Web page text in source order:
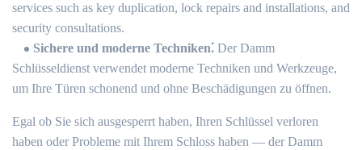
services such as key duplication, lock repairs and installations, and
security consultations.​
Sichere und moderne Techniken⁚ Der Damm
Schlüsseldienst verwendet moderne Techniken und Werkzeuge,
um Ihre Türen schonend und ohne Beschädigungen zu öffnen.​
Egal ob Sie sich ausgesperrt haben, Ihren Schlüssel verloren
haben oder Probleme mit Ihrem Schloss haben ― der Damm